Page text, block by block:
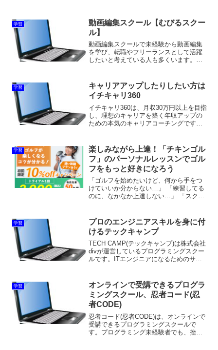
学習
動画編集スクール【むびるスクー
ル】
動画編集スクールで未経験から動画編集
を学び、転職やフリーランスとして活躍
したいと考えている人も多くいます。そ
スキルを習得でき実際の案件の制作サポ
ートもある「むびるスク...
学習
キャリアアップしたりしたい方は
イチキャリ360
イチキャリ360は、月収30万円以上を目指
し、理想のキャリアを築く年収アップの
ための本気のキャリアコーチングです。
析を通じて理想のキャリアプランを設計
しながら、成長...
学習
楽しみながら上達！「チキンゴル
フ」のパーソナルレッスンでゴル
フをもっと好きになろう
「ゴルフを始めたいけど、何から手をつ
けていいか分からない…」 「練習してる
のに、なかなか上達しない…」 「スクー
ている皆さん、いませんか？ 岡山県倉敷
市にある【CHIC...
学習
プロのエンジニアスキルを身に付
けるテックキャンプ
TECH CAMP(テックキャンプ)は株式会社
divが運営しているプログラミングスクー
ルです。ITエンジニアになるためのサポ
や教える技術以外に、キャリアコンサル
タント...
学習
オンラインで受講できるプログラ
ミングスクール、忍者コード(忍
者CODE)
忍者コード(忍者CODE)は、オンラインで
受講できるプログラミングスクールで
す。プログラミング未経験者でも、挫折